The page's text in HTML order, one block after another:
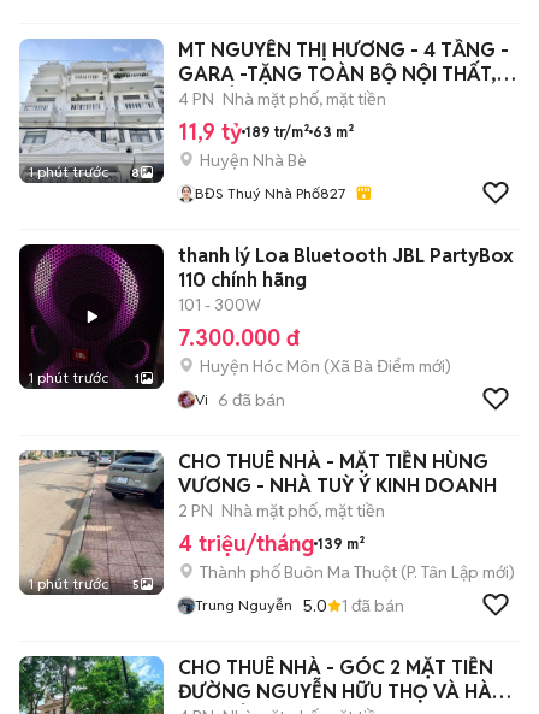
1 phút trước 8
MT NGUYỄN THỊ HƯƠNG - 4 TẦNG -
GARA -TẶNG TOÀN BỘ NỘI THẤT,
11,9 TỶ
4 PN Nhà mặt phố, mặt tiền
11,9 tỷ 189 tr/m² 63 m²
Huyện Nhà Bè
BĐS Thuý Nhà Phố827
1 phút trước 1
thanh lý Loa Bluetooth JBL PartyBox
110 chính hãng
101 - 300W
7.300.000 đ
Huyện Hóc Môn (Xã Bà Điểm mới)
Vi 6 đã bán
1 phút trước 5
CHO THUÊ NHÀ - MẶT TIỀN HÙNG
VƯƠNG - NHÀ TUỲ Ý KINH DOANH
2 PN Nhà mặt phố, mặt tiền
4 triệu/tháng 139 m²
Thành phố Buôn Ma Thuột (P. Tân Lập mới)
Trung Nguyễn 5.0 1 đã bán
CHO THUÊ NHÀ - GÓC 2 MẶT TIỀN
ĐƯỜNG NGUYỄN HỮU THỌ VÀ HÀN